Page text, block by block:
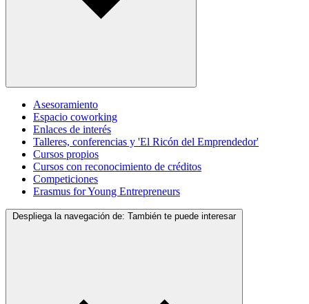
Asesoramiento
Espacio coworking
Enlaces de interés
Talleres, conferencias y 'El Ricón del Emprendedor'
Cursos propios
Cursos con reconocimiento de créditos
Competiciones
Erasmus for Young Entrepreneurs
Despliega la navegación de: También te puede interesar